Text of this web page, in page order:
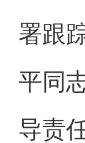
署跟
平同
导责